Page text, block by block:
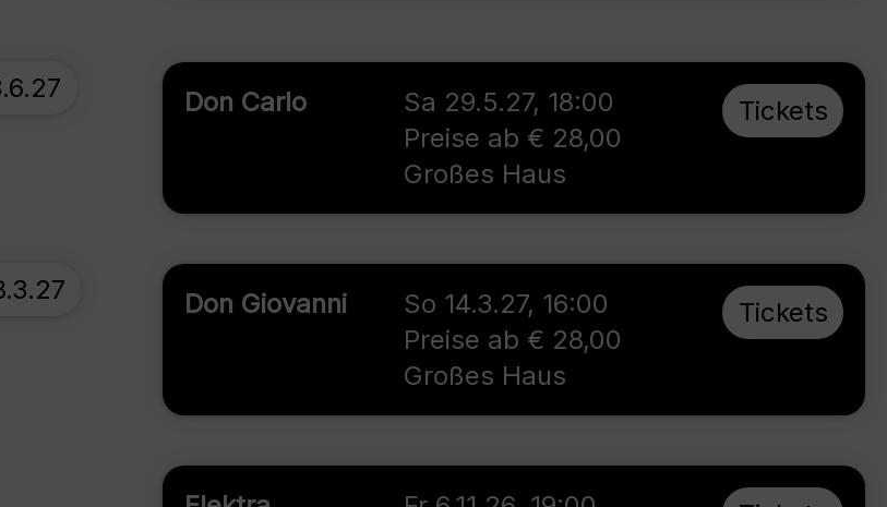
Don Carlo Sa 29.5.27, 18:00
Preise ab € 28,00
Großes Haus
Tickets
Don Giovanni So 14.3.27, 16:00
Preise ab € 28,00
Großes Haus
Tickets